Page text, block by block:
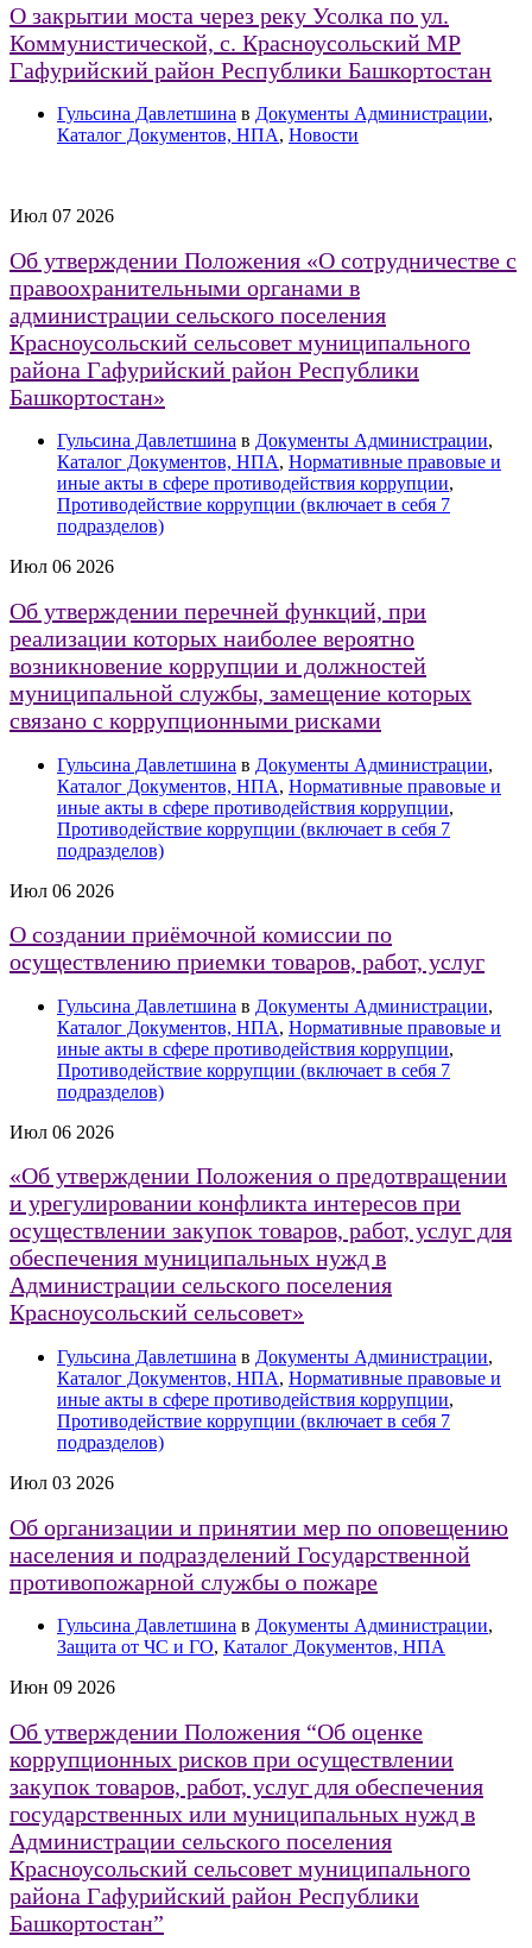
О закрытии моста через реку Усолка по ул.
Коммунистической, с. Красноусольский МР
Гафурийский район Республики Башкортостан
Гульсина Давлетшина в Документы Администрации,
Каталог Документов, НПА, Новости
Июл 07 2026
Об утверждении Положения «О сотрудничестве с
правоохранительными органами в
администрации сельского поселения
Красноусольский сельсовет муниципального
района Гафурийский район Республики
Башкортостан»
Гульсина Давлетшина в Документы Администрации,
Каталог Документов, НПА, Нормативные правовые и
иные акты в сфере противодействия коррупции,
Противодействие коррупции (включает в себя 7
подразделов)
Июл 06 2026
Об утверждении перечней функций, при
реализации которых наиболее вероятно
возникновение коррупции и должностей
муниципальной службы, замещение которых
связано с коррупционными рисками
Гульсина Давлетшина в Документы Администрации,
Каталог Документов, НПА, Нормативные правовые и
иные акты в сфере противодействия коррупции,
Противодействие коррупции (включает в себя 7
подразделов)
Июл 06 2026
О создании приёмочной комиссии по
осуществлению приемки товаров, работ, услуг
Гульсина Давлетшина в Документы Администрации,
Каталог Документов, НПА, Нормативные правовые и
иные акты в сфере противодействия коррупции,
Противодействие коррупции (включает в себя 7
подразделов)
Июл 06 2026
«Об утверждении Положения о предотвращении
и урегулировании конфликта интересов при
осуществлении закупок товаров, работ, услуг для
обеспечения муниципальных нужд в
Администрации сельского поселения
Красноусольский сельсовет»
Гульсина Давлетшина в Документы Администрации,
Каталог Документов, НПА, Нормативные правовые и
иные акты в сфере противодействия коррупции,
Противодействие коррупции (включает в себя 7
подразделов)
Июл 03 2026
Об организации и принятии мер по оповещению
населения и подразделений Государственной
противопожарной службы о пожаре
Гульсина Давлетшина в Документы Администрации,
Защита от ЧС и ГО, Каталог Документов, НПА
Июн 09 2026
Об утверждении Положения “Об оценке
коррупционных рисков при осуществлении
закупок товаров, работ, услуг для обеспечения
государственных или муниципальных нужд в
Администрации сельского поселения
Красноусольский сельсовет муниципального
района Гафурийский район Республики
Башкортостан”